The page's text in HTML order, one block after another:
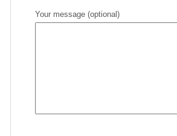
Your message (optional)